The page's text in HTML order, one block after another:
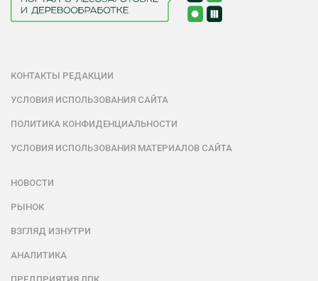
КОНТАКТЫ РЕДАКЦИИ
УСЛОВИЯ ИСПОЛЬЗОВАНИЯ САЙТА
ПОЛИТИКА КОНФИДЕНЦИАЛЬНОСТИ
УСЛОВИЯ ИСПОЛЬЗОВАНИЯ МАТЕРИАЛОВ САЙТА
НОВОСТИ
РЫНОК
ВЗГЛЯД ИЗНУТРИ
АНАЛИТИКА